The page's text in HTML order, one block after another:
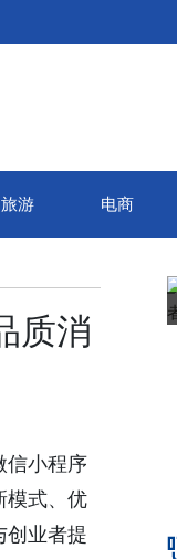
旅游 电商
质消
信小程序
模式、优
创业者提